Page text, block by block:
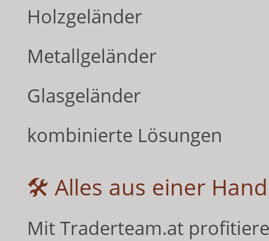
Holzgeländer
Metallgeländer
Glasgeländer
kombinierte Lösungen
🛠 Alles aus einer
Mit Traderteam.at